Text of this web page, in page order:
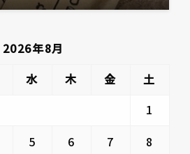
2026年8月
水 木 金
土
1
5 6 7
8